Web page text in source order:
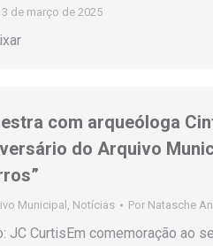
de março de 2025
com arqueóloga
do Arquivo
Municipal , Notícias Por Natasche
JC CurtisEm comemoração ao